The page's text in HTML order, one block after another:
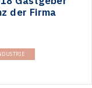
der Firma